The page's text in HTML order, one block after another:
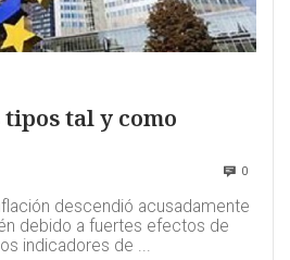
tipos tal y como
0
descendió acusadamente
debido a fuertes efectos de
indicadores de ...